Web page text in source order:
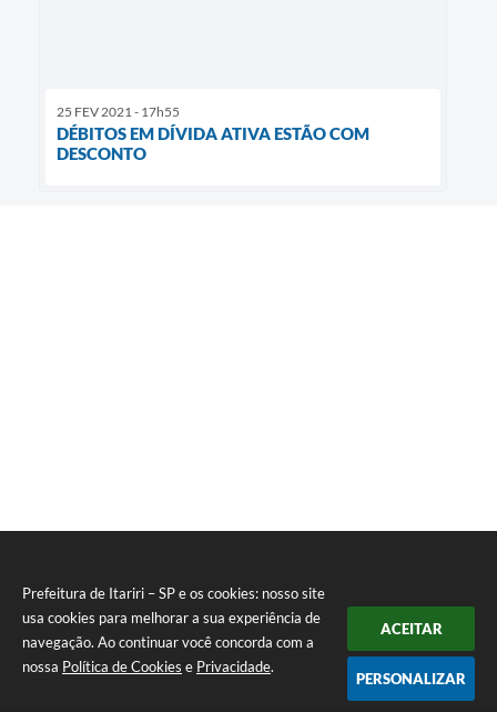
Prefeitura de Itariri – SP e os cookies: nosso site
usa cookies para melhorar a sua experiência de
navegação. Ao continuar você concorda com a
nossa Política de Cookies e Privacidade.
ACEITAR
PERSONALIZAR
25 FEV 2021 - 17h55
DÉBITOS EM DÍVIDA ATIVA ESTÃO COM
DESCONTO